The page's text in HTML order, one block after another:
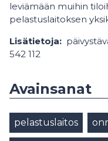
leviämään muihin
pelastuslaitoksen
Lisätietoja:
542 112
Avainsanat
pelastuslaitos